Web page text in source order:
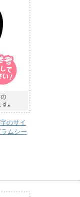
のサイ
ムシー